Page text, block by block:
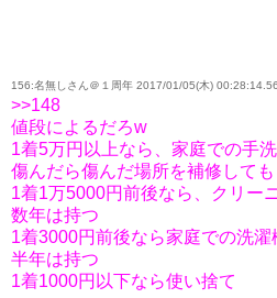
156:名無しさん＠１周年 2017/01/05(木)
>>148
値段によるだろw
1着5万円以上なら、家庭での手洗
傷んだら傷んだ場所を補修して
1着1万5000円前後なら、クリー
数年は持つ
1着3000円前後なら家庭での洗濯
半年は持つ
1着1000円以下なら使い捨て